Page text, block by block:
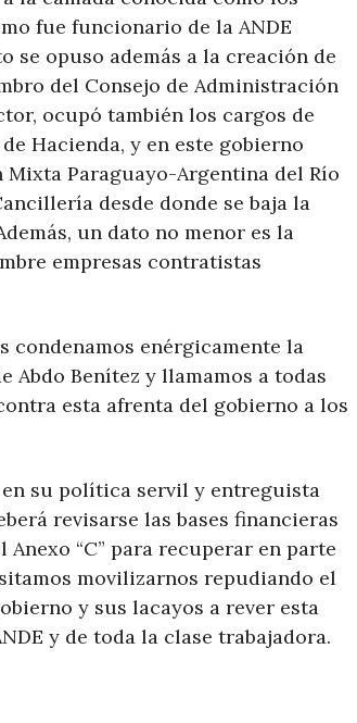
fue funcionario de la ANDE
se opuso además a la creación de
del Consejo de Administración
ocupó también los cargos de
Hacienda, y en este gobierno
Paraguayo-Argentina del Río
desde donde se baja la
un dato no menor es la
empresas contratistas
condenamos enérgicamente la
Benítez y llamamos a todas
esta afrenta del gobierno a los
su política servil y entreguista
revisarse las bases financieras
“C” para recuperar en parte
movilizarnos repudiando el
y sus lacayos a rever esta
y de toda la clase trabajadora.